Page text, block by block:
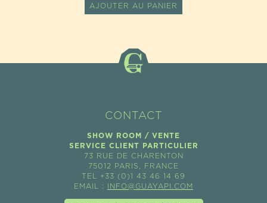
AJOUTER AU PANIER
CONTACT
SHOW ROOM / VENTE
SERVICE CLIENT PARTICULIER
73 RUE DE CHARENTON
75012 PARIS, FRANCE
TEL +33 (0)1 43 46 14 69
EMAIL :
INFO@GUAYAPI.COM